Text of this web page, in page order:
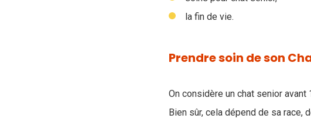
la fin de vie.
Prendre soin de son
On considère un chat senior avant
Bien sûr, cela dépend de sa race,